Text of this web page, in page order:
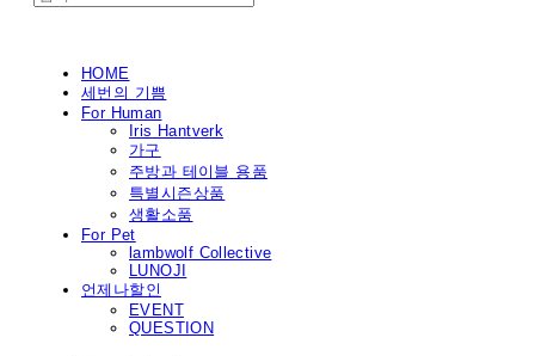
HOME
세번의 기쁨
For Human
Iris Hantverk
가구
주방과 테이블 용품
특별시즌상품
생활소품
For Pet
lambwolf Collective
LUNOJI
언제나할인
EVENT
QUESTION